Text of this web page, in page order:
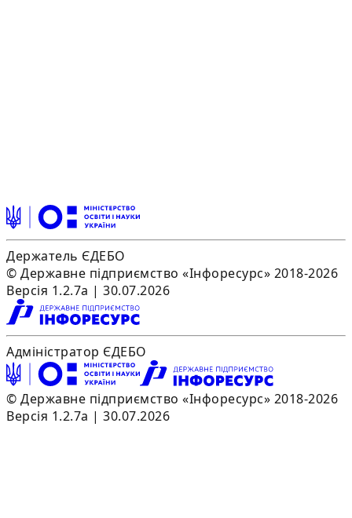
Держатель ЄДЕБО
© Державне підприємство «Інфоресурс» 2018-2026
Версія 1.2.7a | 30.07.2026
Адміністратор ЄДЕБО
© Державне підприємство «Інфоресурс» 2018-2026
Версія 1.2.7a | 30.07.2026